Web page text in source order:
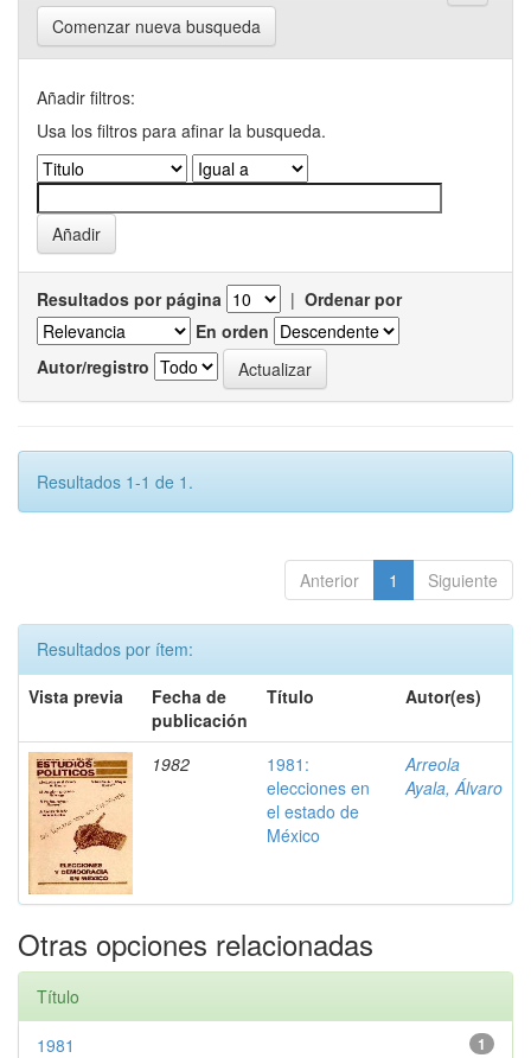
Comenzar nueva busqueda
Añadir filtros:
Usa los filtros para afinar la busqueda.
Resultados por página | Ordenar por
En orden
Autor/registro
Resultados 1-1 de 1.
Anterior 1 Siguiente
Resultados por ítem:
Vista previa
Fecha de
publicación
Título Autor(es)
1982
1981:
elecciones en
el estado de
México
Arreola
Ayala, Álvaro
Otras opciones relacionadas
Título
1
1981